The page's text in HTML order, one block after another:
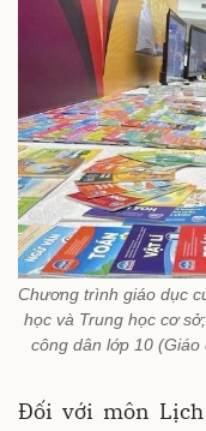
Chương trình giáo dục
học và Trung học cơ
công dân lớp 10
Đối với môn